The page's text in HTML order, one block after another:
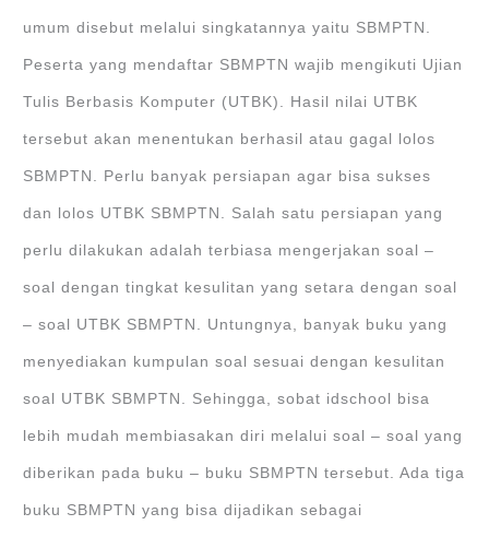
umum disebut melalui singkatannya yaitu SBMPTN.
Peserta yang mendaftar SBMPTN wajib mengikuti Ujian
Tulis Berbasis Komputer (UTBK). Hasil nilai UTBK
tersebut akan menentukan berhasil atau gagal lolos
SBMPTN. Perlu banyak persiapan agar bisa sukses
dan lolos UTBK SBMPTN. Salah satu persiapan yang
perlu dilakukan adalah terbiasa mengerjakan soal –
soal dengan tingkat kesulitan yang setara dengan soal
– soal UTBK SBMPTN. Untungnya, banyak buku yang
menyediakan kumpulan soal sesuai dengan kesulitan
soal UTBK SBMPTN. Sehingga, sobat idschool bisa
lebih mudah membiasakan diri melalui soal – soal yang
diberikan pada buku – buku SBMPTN tersebut. Ada tiga
buku SBMPTN yang bisa dijadikan sebagai